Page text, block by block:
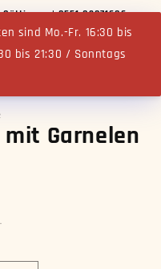
sind Mo.-Fr. 16:30 bis
bis 21:30 / Sonntags
| 0551 82071686
mit Garnelen